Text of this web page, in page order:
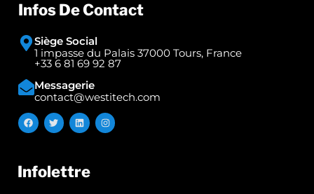
Infos De Contact
Siège Social
1 impasse du Palais 37000 Tours, France
+33 6 81 69 92 87
Messagerie
contact@westitech.com
Infolettre